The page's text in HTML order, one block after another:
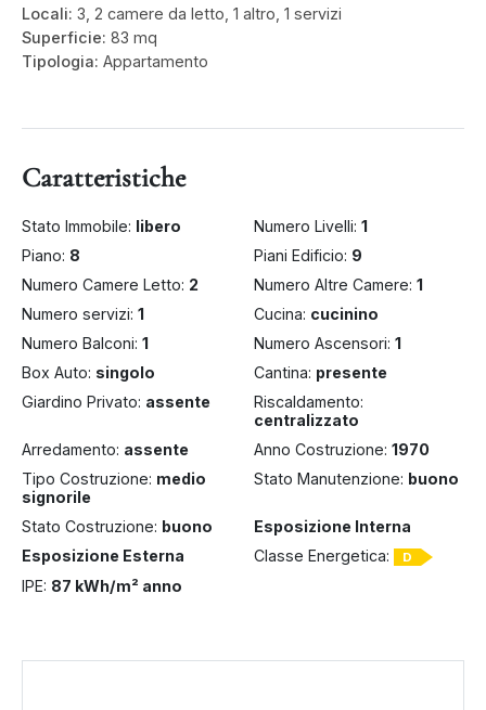
Locali: 3, 2 camere da letto, 1 altro, 1 servizi
Superficie: 83 mq
Tipologia: Appartamento
Caratteristiche
Stato Immobile: libero Numero Livelli: 1
Piano: 8 Piani Edificio: 9
Numero Camere Letto: 2 Numero Altre Camere: 1
Numero servizi: 1 Cucina: cucinino
Numero Balconi: 1 Numero Ascensori: 1
Box Auto: singolo Cantina: presente
Giardino Privato: assente
Riscaldamento:
centralizzato
Arredamento: assente Anno Costruzione: 1970
Tipo Costruzione: medio
signorile
Stato Manutenzione: buono
Stato Costruzione: buono
Esposizione Interna
Esposizione Esterna
Classe Energetica: D
IPE: 87 kWh/m² anno